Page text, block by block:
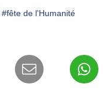
#fête de l'Humanité